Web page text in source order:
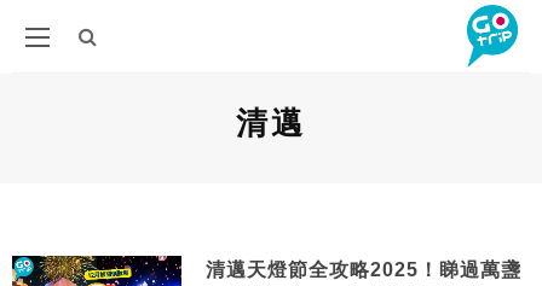
清邁
清邁天燈節全攻略2025！睇過萬盞